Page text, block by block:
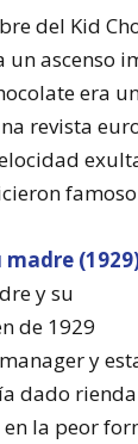
del Kid
ascenso
era
revista
y su
de 1929
y
dado
la peor